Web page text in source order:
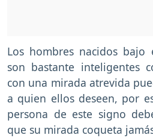
Los hombres nacidos
son bastante inteligentes
con una mirada atrevida
a quien ellos deseen, por
persona de este signo
que su mirada coqueta